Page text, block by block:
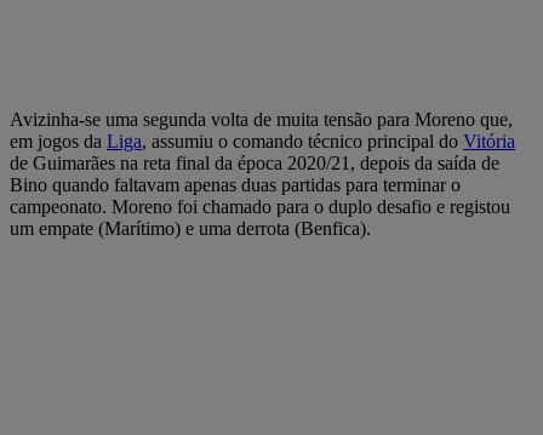
Avizinha-se uma segunda volta de muita tensão para Moreno que,
em jogos da Liga, assumiu o comando técnico principal do Vitória
de Guimarães na reta final da época 2020/21, depois da saída de
Bino quando faltavam apenas duas partidas para terminar o
campeonato. Moreno foi chamado para o duplo desafio e registou
um empate (Marítimo) e uma derrota (Benfica).